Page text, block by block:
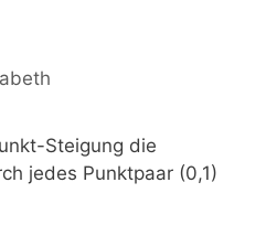
Steigung die
jedes Punktpaar (0,1)